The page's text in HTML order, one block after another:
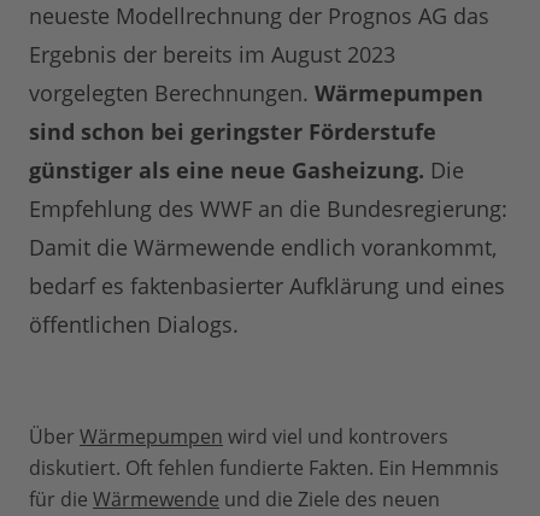
neueste Modellrechnung der Prognos AG das
Ergebnis der bereits im August 2023
vorgelegten Berechnungen. Wärmepumpen
sind schon bei geringster Förderstufe
günstiger als eine neue Gasheizung. Die
Empfehlung des WWF an die Bundesregierung:
Damit die Wärmewende endlich vorankommt,
bedarf es faktenbasierter Aufklärung und eines
öffentlichen Dialogs.
Über Wärmepumpen wird viel und kontrovers
diskutiert. Oft fehlen fundierte Fakten. Ein Hemmnis
für die Wärmewende und die Ziele des neuen